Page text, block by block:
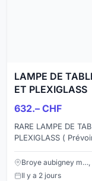
LAMPE DE
ET PLEXIGLASS
632.– CHF
RARE LAMPE DE
PLEXIGLASS (
Anonyme Edition :
Broye aubigney m…,
Il y a 2 jours